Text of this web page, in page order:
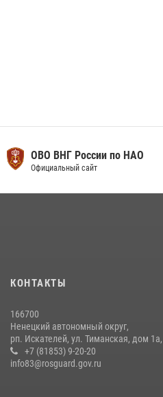
ОВО ВНГ России по НАО
Официальный сайт
КОНТАКТЫ
166700
Ненецкий автономный округ,
рп. Искателей, ул. Тиманская, дом
+7 (81853) 9-20-20
info83@rosguard.gov.ru